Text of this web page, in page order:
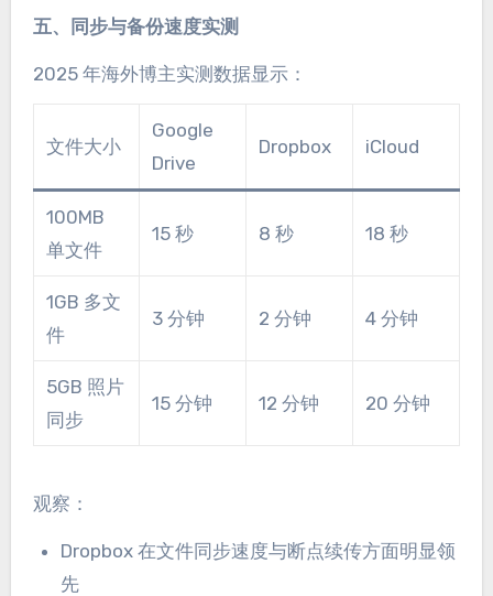
五、同步与备份速度实测
2025 年海外博主实测数据显示：
文件大小
Google
Drive
Dropbox iCloud
100MB
单文件
15 秒 8 秒 18 秒
1GB 多文
件
3 分钟 2 分钟 4 分钟
5GB 照片
同步
15 分钟 12 分钟 20 分钟
观察：
Dropbox 在文件同步速度与断点续传方面明显领
先